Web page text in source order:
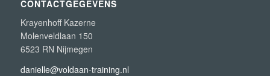
CONTACTGEGEVENS
Krayenhoff Kazerne
Molenveldlaan 150
6523 RN Nijmegen
danielle@voldaan-training.nl